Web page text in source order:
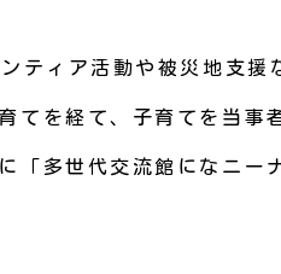
ティア活動や被災地支援
てを経て、子育てを当事
「多世代交流館になニー